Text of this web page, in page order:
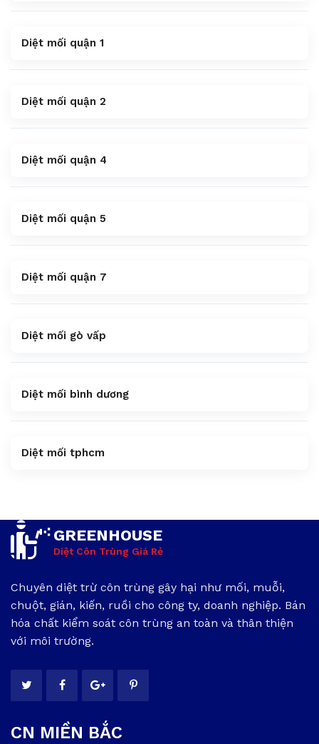
Diệt mối quận 1
Diệt mối quận 2
Diệt mối quận 4
Diệt mối quận 5
Diệt mối quận 7
Diệt mối gò vấp
Diệt mối bình dương
Diệt mối tphcm
GREENHOUSE
Diệt Côn Trùng Giá Rẻ
Chuyên diệt trừ côn trùng gây hại như mối, muỗi,
chuột, gián, kiến, ruồi cho công ty, doanh nghiệp. Bán
hóa chất kiểm soát côn trùng an toàn và thân thiện
với môi trường.
CN MIỀN BẮC